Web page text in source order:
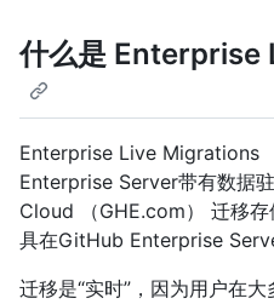
什么是
Enterprise Live Migrations
Enterprise Server带有数据
Cloud （GHE.com） 迁移
具在GitHub Enterprise
迁移是“实时”，因为用户在